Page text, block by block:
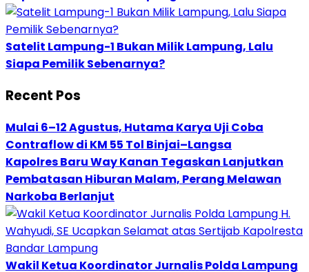
Satelit Lampung-1 Bukan Milik Lampung, Lalu
Siapa Pemilik Sebenarnya?
Recent Pos
Mulai 6–12 Agustus, Hutama Karya Uji Coba
Contraflow di KM 55 Tol Binjai–Langsa
Kapolres Baru Way Kanan Tegaskan Lanjutkan
Pembatasan Hiburan Malam, Perang Melawan
Narkoba Berlanjut
Wakil Ketua Koordinator Jurnalis Polda Lampung